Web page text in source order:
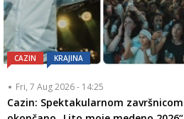
CAZIN KRAJINA
Fri, 7 Aug 2026 - 14:25
Cazin: Spektakularnom završnicom